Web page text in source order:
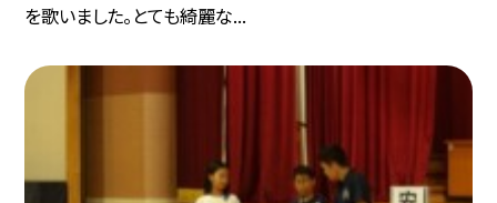
を歌いました。とても綺麗な...